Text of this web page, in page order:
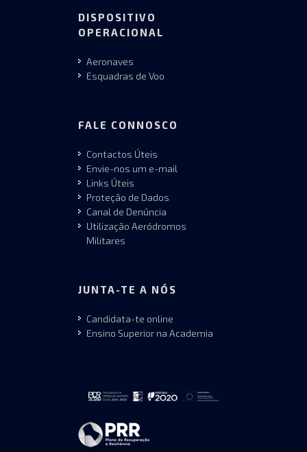
DISPOSITIVO
OPERACIONAL
Aeronaves
Esquadras de Voo
FALE CONNOSCO
Contactos Úteis
Envie-nos um e-mail
Links Úteis
Proteção de Dados
Canal de Denúncia
Utilização Aeródromos
Militares
JUNTA-TE A NÓS
Candidata-te online
Ensino Superior na Academia